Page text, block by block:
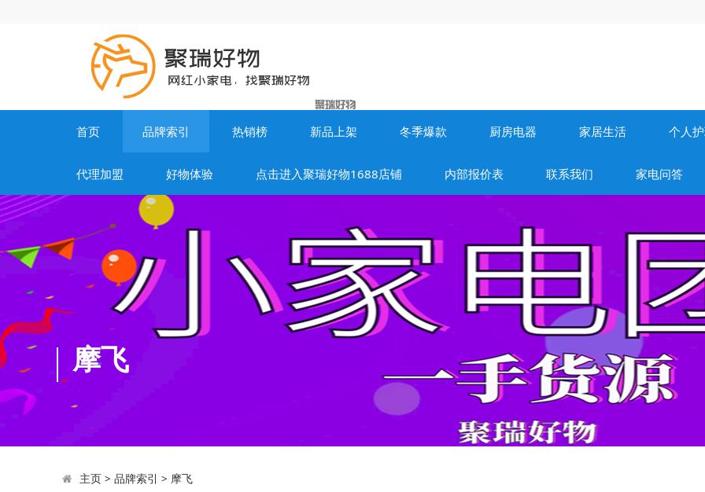
首页 品牌索引 热销榜 新品上架 冬季爆款 厨房电器 家居生活 个人
代理加盟 好物体验 点击进入聚瑞好物1688店铺 内部报价表 联系我们 家电问答
摩飞
主页> 品牌索引 > 摩飞